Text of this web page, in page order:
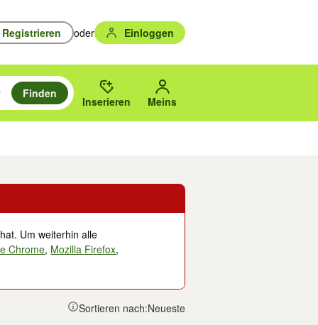
Registrieren oder Einloggen
und mit Eingabetaste auswählen.
zu suchen, oder Vorschläge mit den Pfeiltasten nach oben/
gewählten Orts oder PLZ.
Finden
Inserieren Meins
Um weiterhin alle
Chrome, Mozilla Firefox,
Sortieren nach:Neueste